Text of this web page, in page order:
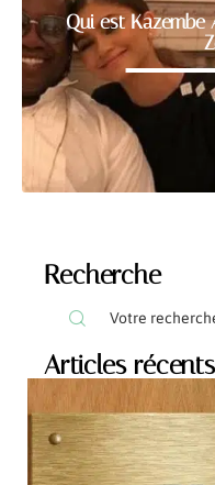
Qui est Kazembe
Recherche
Articles récents